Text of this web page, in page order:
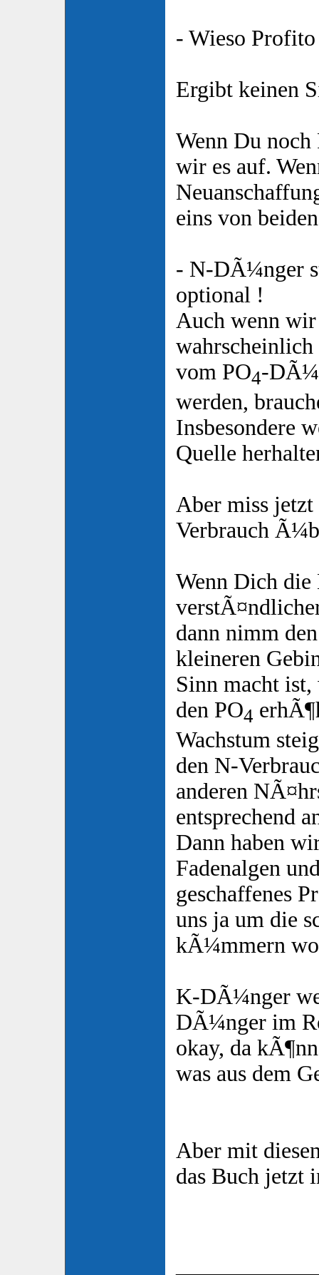
- Wieso
Ergibt keinen
Wenn Du
wir es auf.
eins von
- N-DÃ¼nger
optional !
Auch wenn
vom PO4-
werden,
Insbesondere
Quelle
Aber miss jetzt
Verbrauch
Wenn Dich die
dann nimm
kleineren
Sinn macht
den PO4
Wachstum
den N-
anderen
entsprechend
Dann haben
Fadenalgen
geschaffenes
uns ja um die
kÃ¼mmern
K-DÃ¼nger
DÃ¼nger im
okay, da
was aus dem
Aber mit
das Buch jetzt